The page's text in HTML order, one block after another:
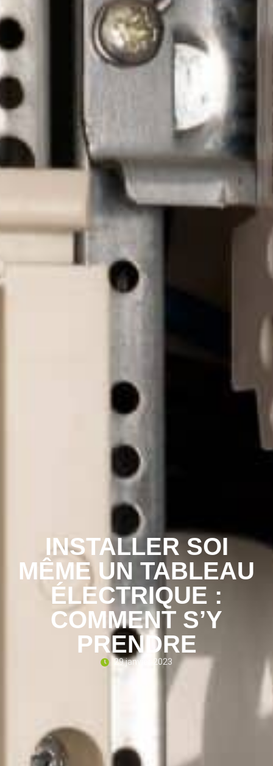
INSTALLER SOI
MÊME UN TABLEAU
ÉLECTRIQUE :
COMMENT S’Y
PRENDRE
29 janvier 2023